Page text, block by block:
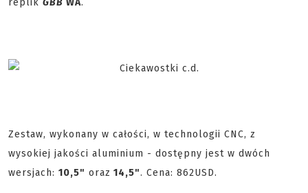
replik GBB WA.
Zestaw, wykonany w całości, w technologii CNC, z
wysokiej jakości aluminium - dostępny jest w dwóch
wersjach: 10,5" oraz 14,5". Cena: 862USD.